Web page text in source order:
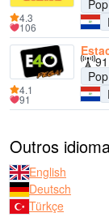
Pop
4.3
106
Pop
4.1
91
Outros
English
Deutsch
Türkçe